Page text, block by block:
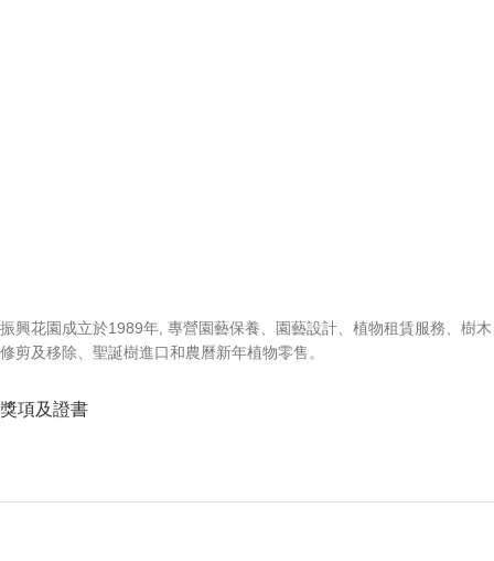
振興花園成立於1989年, 專營園藝保養、園藝設計、植物租賃服務、樹木
修剪及移除、聖誕樹進口和農曆新年植物零售。
獎項及證書